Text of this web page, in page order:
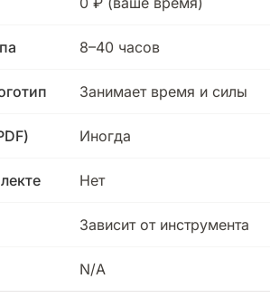
8–40 часов
Занимает время и силы
Иногда
Нет
Зависит от инструмента
N/A